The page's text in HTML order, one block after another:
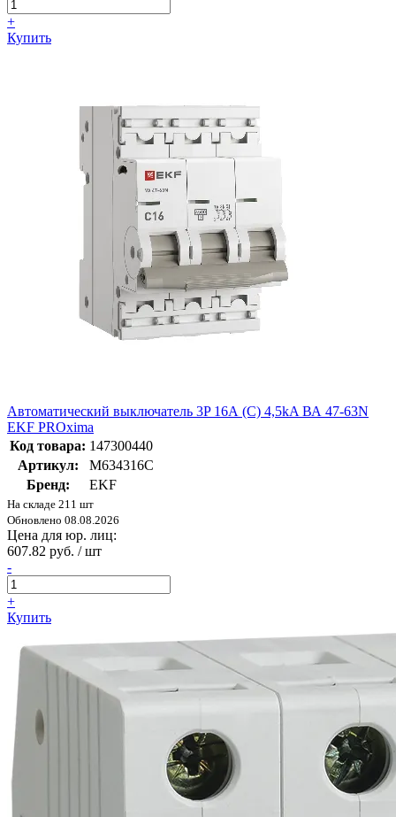
+
Купить
Автоматический выключатель 3P 16А (C) 4,5kA ВА 47-63N
EKF PROxima
Код товара: 147300440
Артикул:
M634316C
Бренд:
EKF
На складе 211 шт
Обновлено 08.08.2026
Цена для юр. лиц:
607.82 руб. / шт
-
+
Купить